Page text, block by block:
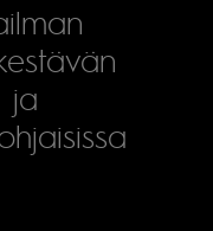
ja